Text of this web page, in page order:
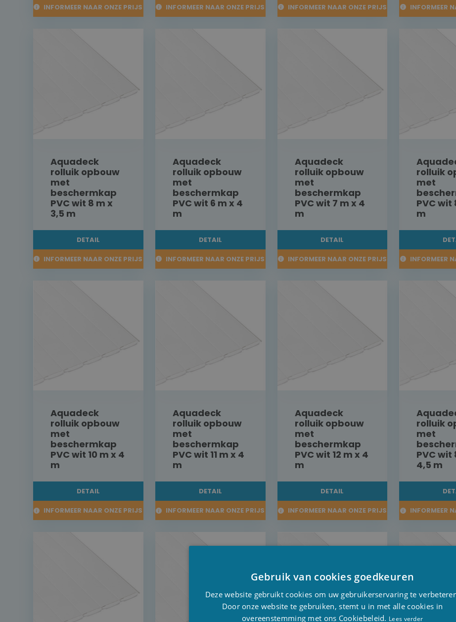
INFORMEER NAAR ONZE PRIJS INFORMEER NAAR ONZE PRIJS INFORMEER NAAR ONZE PRIJS INFORMEER
Aquadeck
rolluik opbouw
met
beschermkap
PVC wit 8 m x
3,5 m
DETAIL
INFORMEER NAAR ONZE PRIJS
Aquadeck
rolluik opbouw
met
beschermkap
PVC wit 6 m x 4
m
DETAIL
INFORMEER NAAR ONZE PRIJS
Aquadeck
rolluik opbouw
met
beschermkap
PVC wit 7 m x 4
m
DETAIL
INFORMEER NAAR ONZE PRIJS
rolluik
met
PVC wit
m
INFORMEER
Aquadeck
rolluik opbouw
met
beschermkap
PVC wit 10 m x 4
m
DETAIL
INFORMEER NAAR ONZE PRIJS
Aquadeck
rolluik opbouw
met
beschermkap
PVC wit 11 m x 4
m
DETAIL
INFORMEER NAAR ONZE PRIJS
Aquadeck
rolluik opbouw
met
beschermkap
PVC wit 12 m x 4
m
DETAIL
INFORMEER NAAR ONZE PRIJS
rolluik
met
PVC wit
4,5 m
INFORMEER
Gebruik van cookies goedkeuren
Deze website gebruikt cookies om uw gebruikerservaring te
Door onze website te gebruiken, stemt u in met alle cookies in
overeenstemming met ons Cookiebeleid. Lees verder